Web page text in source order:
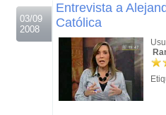
03/09
2008
Entrevista a
Católica